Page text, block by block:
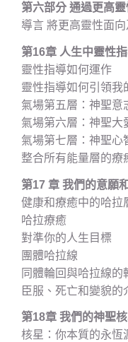
第六部分 通過更高
導言 將更高靈性面
第16章 人生中靈性
靈性指導如何運作
靈性指導如何引領
氣場第五層：神聖
氣場第六層：神聖
氣場第七層：神聖
整合所有能量層的
第17 章 我們的意願
健康和療癒中的哈
哈拉療癒
對準你的人生目標
團體哈拉線
同體輪回與哈拉線
臣服、死亡和變貌
第18章 我們的神聖
核星：你本質的永